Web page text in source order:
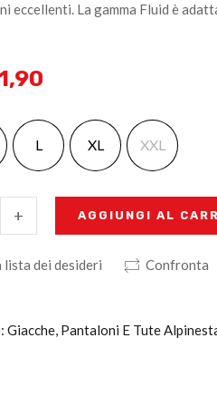
eccellenti. La gamma Fluid è
L XL XXL
+ AGGIUNGI AL
dei desideri Confronta
Giacche, Pantaloni E Tute